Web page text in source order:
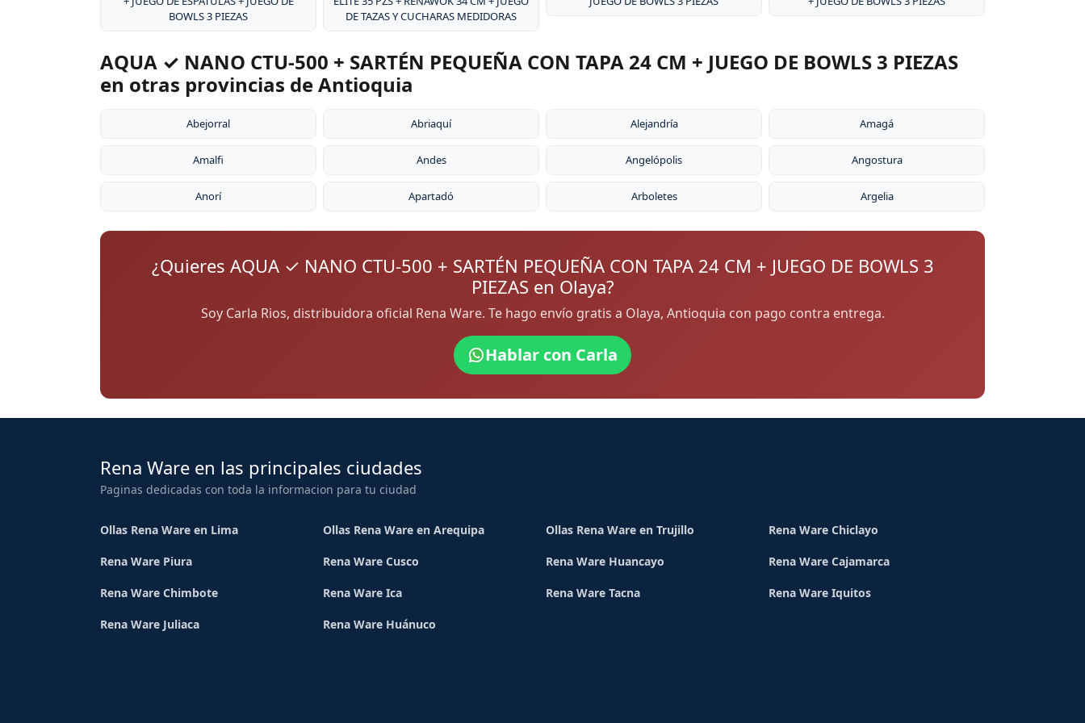
BOWLS 3 PIEZAS
DE TAZAS Y CUCHARAS MEDIDORAS
AQUA ✓ NANO CTU-500 + SARTÉN PEQUEÑA CON TAPA 24 CM + JUEGO DE BOWLS 3 PIEZAS
en otras provincias de Antioquia
Abejorral Abriaquí Alejandría Amagá
Amalfi Andes Angelópolis Angostura
Anorí Apartadó Arboletes Argelia
¿Quieres AQUA ✓ NANO CTU-500 + SARTÉN PEQUEÑA CON TAPA 24 CM + JUEGO DE BOWLS 3
PIEZAS en Olaya?
Soy Carla Rios, distribuidora oficial Rena Ware. Te hago envío gratis a Olaya, Antioquia con pago contra entrega.
Hablar con Carla
Rena Ware en las principales ciudades
Paginas dedicadas con toda la informacion para tu ciudad
Ollas Rena Ware en Lima Ollas Rena Ware en Arequipa Ollas Rena Ware en Trujillo Rena Ware Chiclayo
Rena Ware Piura Rena Ware Cusco Rena Ware Huancayo Rena Ware Cajamarca
Rena Ware Chimbote Rena Ware Ica Rena Ware Tacna Rena Ware Iquitos
Rena Ware Juliaca Rena Ware Huánuco